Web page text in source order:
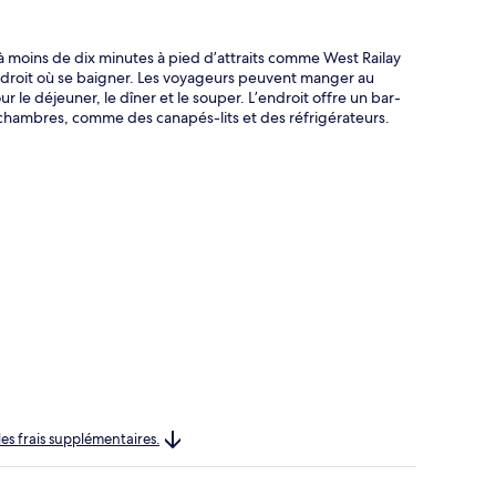
de dix minutes à pied d’attraits comme West Railay
où se baigner. Les voyageurs peuvent manger au
le déjeuner, le dîner et le souper. L’endroit offre un bar-
comme des canapés-lits et des réfrigérateurs.
frais supplémentaires.